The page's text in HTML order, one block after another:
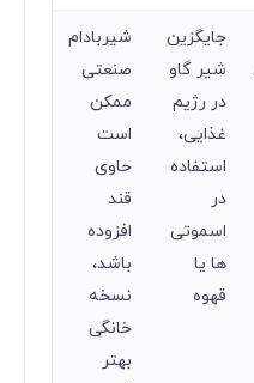
جایگزین
شیر گاو
در رژیم
غذایی،
استفاده
در
اسموتی‌
ها یا
قهوه
شیربادام
صنعتی
ممکن
است
حاوی
قند
افزوده
باشد،
نسخه
خانگی
بهتر